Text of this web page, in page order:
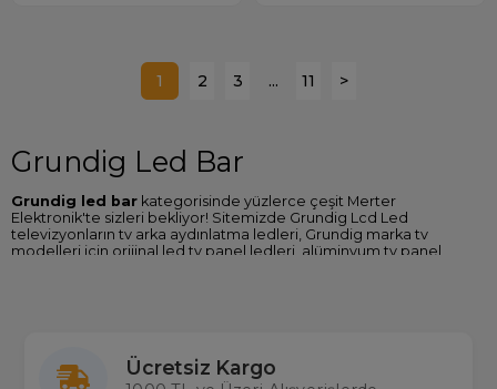
1 2 3 ... 11 >
Grundig Led Bar
Grundig led bar kategorisinde yüzlerce çeşit Merter
Elektronik'te sizleri bekliyor! Sitemizde Grundig Lcd Led
televizyonların tv arka aydınlatma ledleri, Grundig marka tv
modelleri için orijinal led tv panel ledleri, alüminyum tv panel
avantajıyla elektronik malzeme ve tv yedek parçalarında
Türkiye’nin en büyük tedarikçilerinden biridir.
Ücretsiz Kargo